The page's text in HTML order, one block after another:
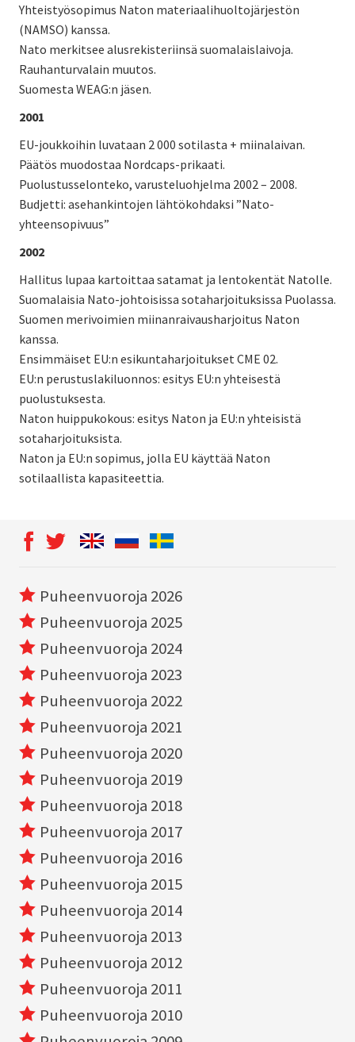
Yhteistyösopimus Naton materiaalihuoltojärjestön
(NAMSO) kanssa.
Nato merkitsee alusrekisteriinsä suomalaislaivoja.
Rauhanturvalain muutos.
Suomesta WEAG:n jäsen.
2001
EU-joukkoihin luvataan 2 000 sotilasta + miinalaivan.
Päätös muodostaa Nordcaps-prikaati.
Puolustusselonteko, varusteluohjelma 2002 – 2008.
Budjetti: asehankintojen lähtökohdaksi ”Nato-
yhteensopivuus”
2002
Hallitus lupaa kartoittaa satamat ja lentokentät Natolle.
Suomalaisia Nato-johtoisissa sotaharjoituksissa Puolassa.
Suomen merivoimien miinanraivausharjoitus Naton
kanssa.
Ensimmäiset EU:n esikuntaharjoitukset CME 02.
EU:n perustuslakiluonnos: esitys EU:n yhteisestä
puolustuksesta.
Naton huippukokous: esitys Naton ja EU:n yhteisistä
sotaharjoituksista.
Naton ja EU:n sopimus, jolla EU käyttää Naton
sotilaallista kapasiteettia.
Puheenvuoroja 2026
Puheenvuoroja 2025
Puheenvuoroja 2024
Puheenvuoroja 2023
Puheenvuoroja 2022
Puheenvuoroja 2021
Puheenvuoroja 2020
Puheenvuoroja 2019
Puheenvuoroja 2018
Puheenvuoroja 2017
Puheenvuoroja 2016
Puheenvuoroja 2015
Puheenvuoroja 2014
Puheenvuoroja 2013
Puheenvuoroja 2012
Puheenvuoroja 2011
Puheenvuoroja 2010